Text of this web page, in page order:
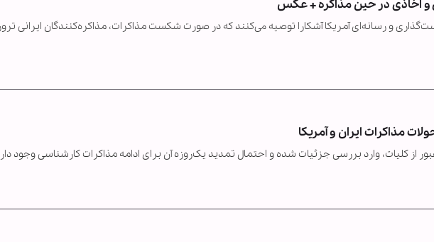
و اخاذی در حین مذاکره + عکس
و رسانه‌ای آمریکا آشکارا توصیه می‌کنند که در صورت شکست مذاکرات، مذاکره‌کنندگان ایرانی
مذاکرات ایران و آمریکا
از کلیات، وارد بررسی جزئیات شده و احتمال تمدید یک‌روزه آن برای ادامه مذاکرات کارشناسی وجود